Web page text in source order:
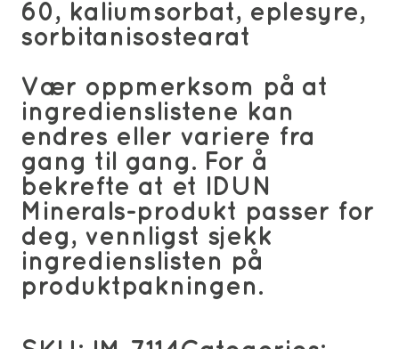
60, kaliumsorbat, eplesyre,
sorbitanisostearat
Vær oppmerksom på at
ingredienslistene kan
endres eller variere fra
gang til gang. For å
bekrefte at et IDUN
Minerals-produkt passer for
deg, vennligst sjekk
ingredienslisten på
produktpakningen.